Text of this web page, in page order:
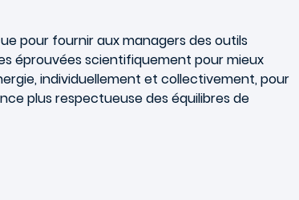
pour fournir aux managers des outils
éprouvées scientifiquement pour mieux
individuellement et collectivement, pour
plus respectueuse des équilibres de